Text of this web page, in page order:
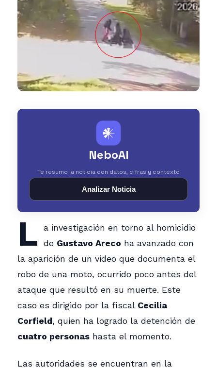
𒀭
NeboAI
Te resumo la noticia con datos, cifras y contexto
Analizar Noticia
L
a investigación en torno al homicidio
de Gustavo Areco ha avanzado con
la aparición de un video que documenta el
robo de una moto, ocurrido poco antes del
ataque que resultó en su muerte. Este
caso es dirigido por la fiscal Cecilia
Corfield, quien ha logrado la detención de
cuatro personas hasta el momento.
Las autoridades se encuentran en la